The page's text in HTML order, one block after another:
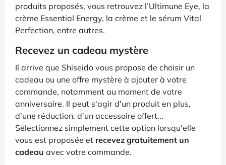
produits proposés, vous retrouvez l’Ultimune Eye, la
crème Essential Energy, la crème et le sérum Vital
Perfection, entre autres.
Recevez un cadeau mystère
Il arrive que Shiseido vous propose de choisir un
cadeau ou une offre mystère à ajouter à votre
commande, notamment au moment de votre
anniversaire. Il peut s'agir d'un produit en plus,
d'une réduction, d'un accessoire offert...
Sélectionnez simplement cette option lorsqu'elle
vous est proposée et recevez gratuitement un
cadeau avec votre commande.